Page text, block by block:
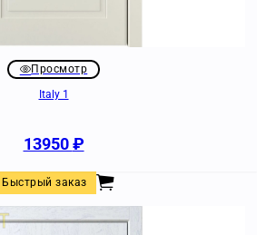
Просмотр
Italy 1
13950₽
Быстрый заказ